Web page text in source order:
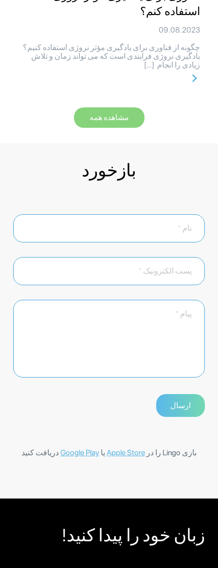
استفاده کنم؟
09.08.2023
چگونه از فناوری برای یادگیری مؤثر نروژی استفاده کنیم؟
یادگیری نروژی فرایندی است که می تواند زمان و تلاش
زیادی را انجام […]
مشاهده همه
بازخورد
بازی Lingo را در Apple Store یا Google Play دریافت کنید
زبان خود را پیدا کنید!